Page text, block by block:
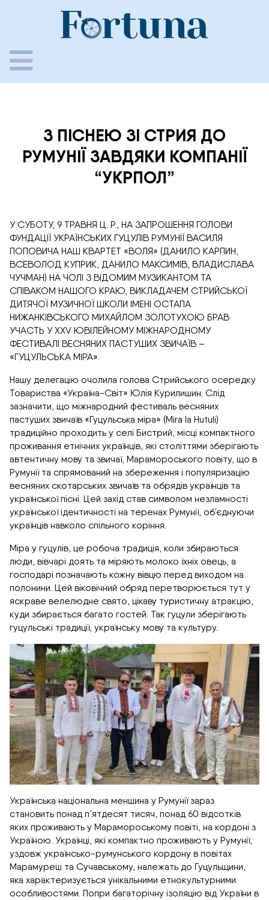
З ПІСНЕЮ ЗІ СТРИЯ ДО
РУМУНІЇ ЗАВДЯКИ КОМПАНІЇ
“УКРПОЛ”
У СУБОТУ, 9 ТРАВНЯ Ц. Р., НА ЗАПРОШЕННЯ ГОЛОВИ
ФУНДАЦІЇ УКРАЇНСЬКИХ ГУЦУЛІВ РУМУНІЇ ВАСИЛЯ
ПОПОВИЧА НАШ КВАРТЕТ «ВОЛЯ» (ДАНИЛО КАРПИН,
ВСЕВОЛОД КУПРИК, ДАНИЛО МАКСИМІВ, ВЛАДИСЛАВА
ЧУЧМАН) НА ЧОЛІ З ВІДОМИМ МУЗИКАНТОМ ТА
СПІВАКОМ НАШОГО КРАЮ, ВИКЛАДАЧЕМ СТРИЙСЬКОЇ
ДИТЯЧОЇ МУЗИЧНОЇ ШКОЛИ ІМЕНІ ОСТАПА
НИЖАНКІВСЬКОГО МИХАЙЛОМ ЗОЛОТУХОЮ БРАВ
УЧАСТЬ У XXV ЮВІЛЕЙНОМУ МІЖНАРОДНОМУ
ФЕСТИВАЛІ ВЕСНЯНИХ ПАСТУШИХ ЗВИЧАЇВ –
«ГУЦУЛЬСЬКА МІРА».
Нашу делегацію очолила голова Стрийського осередку
Товариства «Україна-Світ» Юлія Курилишин. Слід
зазначити, що міжнародний фестиваль весняних
пастуших звичаїв «Гуцульська міра» (Mira la Hutuli)
традиційно проходить у селі Бистрий, місці компактного
проживання етнічних українців, які століттями зберігають
автентичну мову та звичаї, Марамороського повіту, що в
Румунії та спрямований на збереження і популяризацію
весняних скотарських звичаїв та обрядів українців та
української пісні. Цей захід став символом незламності
української ідентичності на теренах Румунії, об’єднуючи
українців навколо спільного коріння.
Міра у гуцулів, це робоча традиція, коли збираються
люди, вівчарі доять та міряють молоко їхніх овець, а
господарі позначають кожну вівцю перед виходом на
полонини. Цей віковічний обряд перетворюється тут у
яскраве велелюдне свято, цікаву туристичну атракцію,
куди збирається багато гостей. Так гуцули зберігають
гуцульські традиції, українську мову та культуру.
Українська національна меншина у Румунії зараз
становить понад п’ятдесят тисяч, понад 60 відсотків
яких проживають у Марамороському повіті, на кордоні з
Україною. Українці, які компактно проживають у Румунії,
уздовж українсько-румунського кордону в повітах
Марамуреш та Сучавському, належать до Гуцульщини,
яка характеризується унікальними етнокультурними
особливостями. Попри багаторічну ізоляцію від України в